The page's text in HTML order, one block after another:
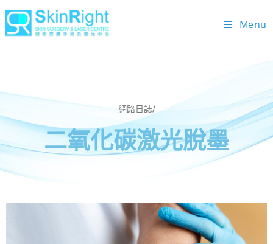
Menu
網路日誌/
二氧化碳激光脫墨